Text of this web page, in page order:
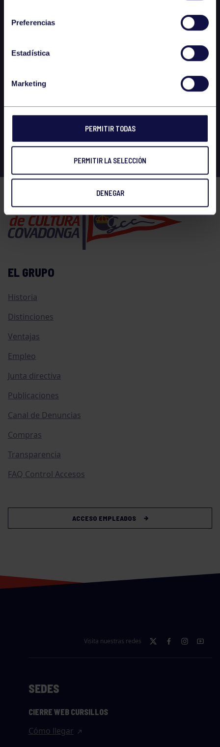
Preferencias
Estadística
Marketing
PERMITIR TODAS
PERMITIR LA SELECCIÓN
DENEGAR
EL GRUPO
Historia
Distinciones
Ventajas
Empleo
Junta directiva
Publicaciones
Canal de Denuncias
Compras
Transparencia
FAQ Control Accesos
ACCESO EMPLEADOS
Visita nuestras redes
SEDES
CIERRE WEB CURSILLOS
Cómo llegar